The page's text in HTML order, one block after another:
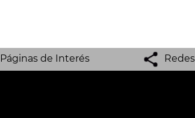
Páginas de Interés